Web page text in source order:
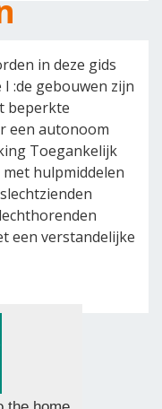
in deze gids
:de gebouwen zijn
beperkte
een autonoom
Toegankelijk
hulpmiddelen
een verstandelijke